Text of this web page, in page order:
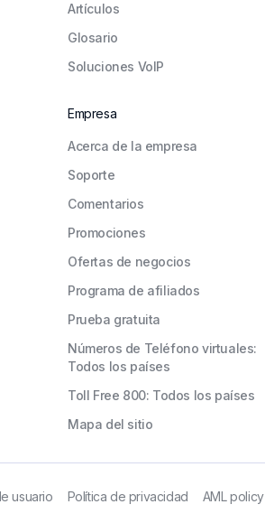
Artículos
Glosario
Soluciones VoIP
Empresa
Acerca de la empresa
Soporte
Comentarios
Promociones
Ofertas de negocios
Programa de afiliados
Prueba gratuita
Números de Teléfono virtuales:
Todos los países
Toll Free 800: Todos los países
Mapa del sitio
usuario Política de privacidad
AML policy